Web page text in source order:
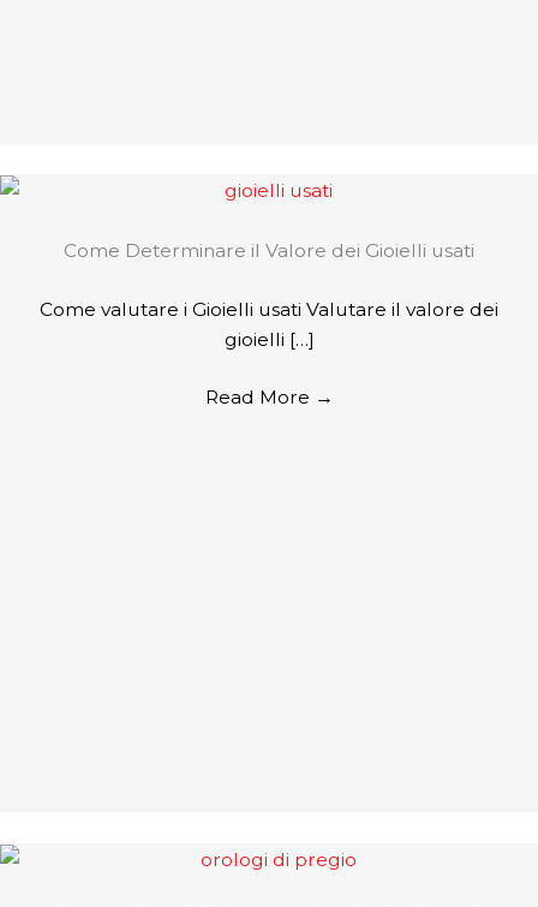
Come Determinare il Valore dei Gioielli usati
Come valutare i Gioielli usati Valutare il valore dei
gioielli […]
Read More →